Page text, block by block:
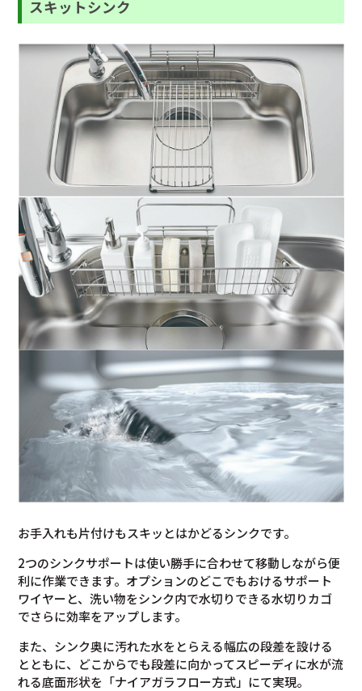
スキットシンク
お手入れも片付けもスキッとはかどるシンクです。
2つのシンクサポートは使い勝手に合わせて移動しながら便
利に作業できます。オプションのどこでもおけるサポート
ワイヤーと、洗い物をシンク内で水切りできる水切りカゴ
でさらに効率をアップします。
また、シンク奥に汚れた水をとらえる幅広の段差を設ける
とともに、どこからでも段差に向かってスピーディに水が流
れる底面形状を「ナイアガラフロー方式」にて実現。